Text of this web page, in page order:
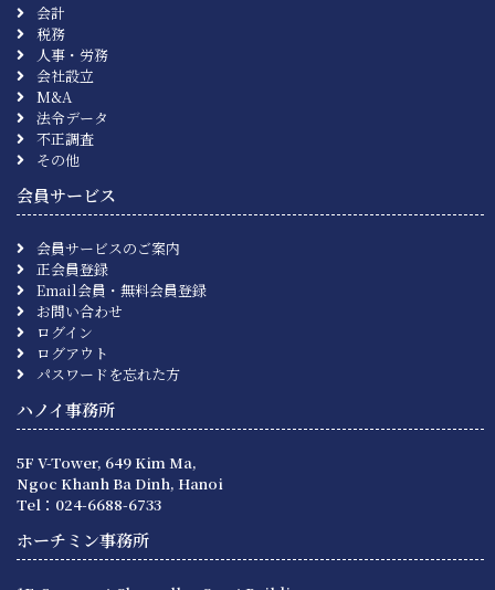
会計
税務
人事・労務
会社設立
M&A
法令データ
不正調査
その他
会員サービス
会員サービスのご案内
正会員登録
Email会員・無料会員登録
お問い合わせ
ログイン
ログアウト
パスワードを忘れた方
ハノイ事務所
5F V-Tower, 649 Kim Ma,
Ngoc Khanh Ba Dinh, Hanoi
Tel：024-6688-6733
ホーチミン事務所